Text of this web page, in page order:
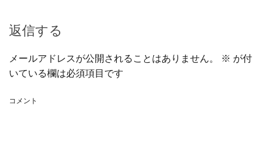
返信する
メールアドレスが公開されることはありません。 ※ が付
いている欄は必須項目です
コメント